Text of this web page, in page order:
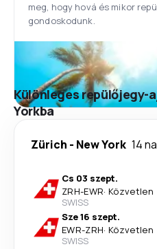
meg, hogy hová és mikor
gondoskodunk.
Különleges repülőjegy-
Yorkba
Zürich - New York 14
Cs 03 szept.
ZRH-EWR· Közvetlen
SWISS
Sze 16 szept.
EWR-ZRH· Közvetlen
SWISS